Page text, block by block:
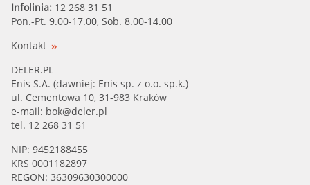
Infolinia: 12 268 31 51
Pon.-Pt. 9.00-17.00, Sob. 8.00-14.00
Kontakt
DELER.PL
Enis S.A. (dawniej: Enis sp. z o.o. sp.k.)
ul. Cementowa 10, 31-983 Kraków
e-mail: bok@deler.pl
tel. 12 268 31 51
NIP: 9452188455
KRS 0001182897
REGON: 36309630300000